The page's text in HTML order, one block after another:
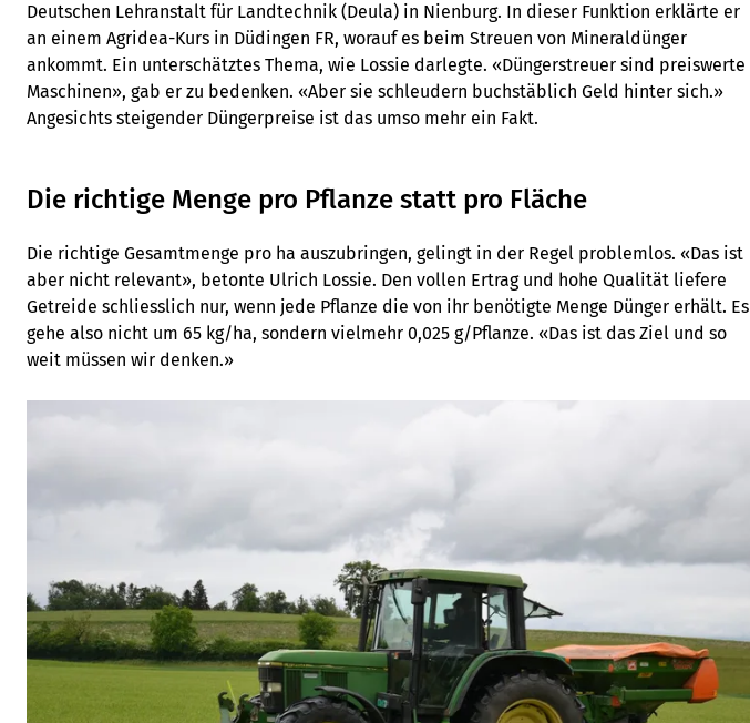
Deutschen Lehranstalt für Landtechnik (Deula) in Nienburg. In dieser Funktion erklärte er
an einem Agridea-Kurs in Düdingen FR, worauf es beim Streuen von Mineraldünger
ankommt. Ein unterschätztes Thema, wie Lossie darlegte. «Düngerstreuer sind preiswerte
Maschinen», gab er zu bedenken. «Aber sie schleudern buchstäblich Geld hinter sich.»
Angesichts steigender Düngerpreise ist das umso mehr ein Fakt.
Die richtige Menge pro Pflanze statt pro Fläche
Die richtige Gesamtmenge pro ha auszubringen, gelingt in der Regel problemlos. «Das ist
aber nicht relevant», betonte Ulrich Lossie. Den vollen Ertrag und hohe Qualität liefere
Getreide schliesslich nur, wenn jede Pflanze die von ihr benötigte Menge Dünger erhält. Es
gehe also nicht um 65 kg/ha, sondern vielmehr 0,025 g/Pflanze. «Das ist das Ziel und so
weit müssen wir denken.»